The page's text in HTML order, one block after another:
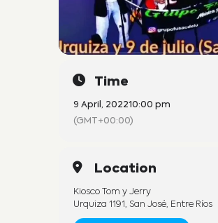
Time
9 April, 202210:00 pm
(GMT+00:00)
Location
Kiosco Tom y Jerry
Urquiza 1191, San José, Entre Ríos